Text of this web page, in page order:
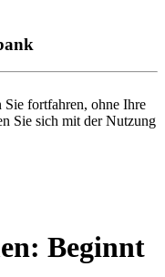
Sie fortfahren, ohne Ihre
Sie sich mit der Nutzung
Beginnt